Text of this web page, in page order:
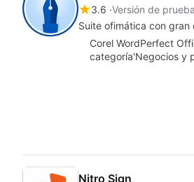
3.6 Versión de prueba
Suite ofimática con
Corel WordPerfect
categoría'Negocios y
Nitro Sign